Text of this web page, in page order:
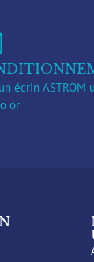
écrin
or